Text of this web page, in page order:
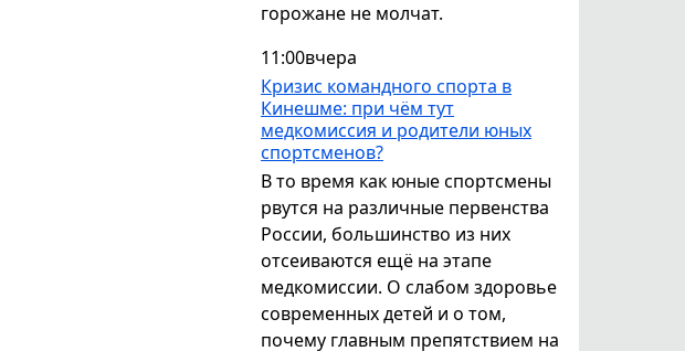
горожане не молчат.
11:00вчера
Кризис командного спорта в
Кинешме: при чём тут
медкомиссия и родители юных
спортсменов?
В то время как юные спортсмены
рвутся на различные первенства
России, большинство из них
отсеиваются ещё на этапе
медкомиссии. О слабом здоровье
современных детей и о том,
почему главным препятствием на